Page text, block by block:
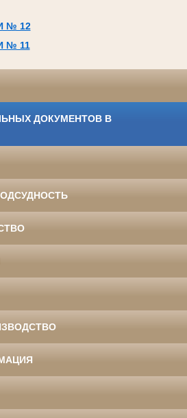
№ 12
№ 11
ДОКУМЕНТОВ В